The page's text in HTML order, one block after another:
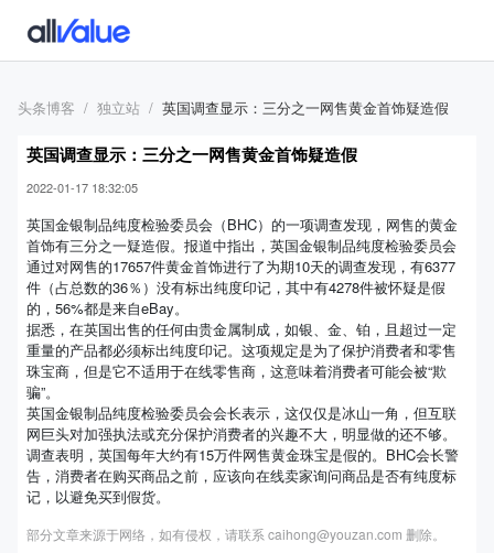
头条博客 独立站 英国调查显示：三分之一网售黄金首饰疑造假
英国调查显示：三分之一网售黄金首饰疑造假
2022-01-17 18:32:05
英国金银制品纯度检验委员会（BHC）的一项调查发现，网售的黄金
首饰有三分之一疑造假。报道中指出，英国金银制品纯度检验委员会
通过对网售的17657件黄金首饰进行了为期10天的调查发现，有6377
件（占总数的36％）没有标出纯度印记，其中有4278件被怀疑是假
的，56%都是来自eBay。
据悉，在英国出售的任何由贵金属制成，如银、金、铂，且超过一定
重量的产品都必须标出纯度印记。这项规定是为了保护消费者和零售
珠宝商，但是它不适用于在线零售商，这意味着消费者可能会被“欺
骗”。
英国金银制品纯度检验委员会会长表示，这仅仅是冰山一角，但互联
网巨头对加强执法或充分保护消费者的兴趣不大，明显做的还不够。
调查表明，英国每年大约有15万件网售黄金珠宝是假的。BHC会长警
告，消费者在购买商品之前，应该向在线卖家询问商品是否有纯度标
记，以避免买到假货。
部分文章来源于网络，如有侵权，请联系 caihong@youzan.com 删除。